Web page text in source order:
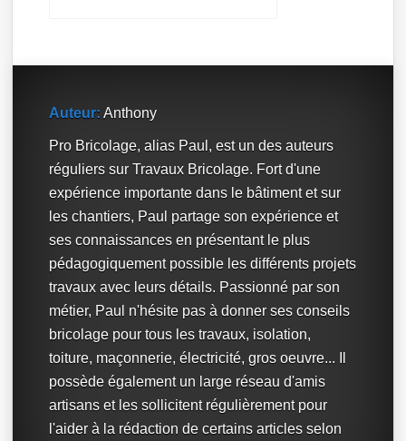
Auteur: Anthony
Pro Bricolage, alias Paul, est un des auteurs
réguliers sur Travaux Bricolage. Fort d'une
expérience importante dans le bâtiment et sur
les chantiers, Paul partage son expérience et
ses connaissances en présentant le plus
pédagogiquement possible les différents projets
travaux avec leurs détails. Passionné par son
métier, Paul n'hésite pas à donner ses conseils
bricolage pour tous les travaux, isolation,
toiture, maçonnerie, électricité, gros oeuvre... Il
possède également un large réseau d'amis
artisans et les sollicitent régulièrement pour
l'aider à la rédaction de certains articles selon